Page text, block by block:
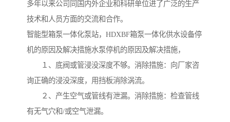
多年以来公司同国内外企业和科研单位进了广泛的生产
技术和人员方面的交流和合作。
智能型箱泵一体化泵站，HDXBF箱泵一体化供水设备停
机的原因及解决措施水泵停机的原因及解决措施，
１、底阀或管浸没深度不够。消除措施：向厂家咨
询正确的浸没深度，用挡板消除涡流。
２、产生空气或管线有泄漏。消除措施：检查管线
有无气穴和/或空气泄漏。